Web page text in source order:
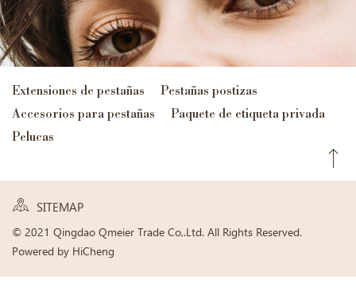
Extensiones de pestañas
Pestañas postizas
Accesorios para pestañas
Paquete de etiqueta privada
Pelucas
SITEMAP
© 2021 Qingdao Qmeier Trade Co,.Ltd. All Rights Reserved.
Powered by HiCheng